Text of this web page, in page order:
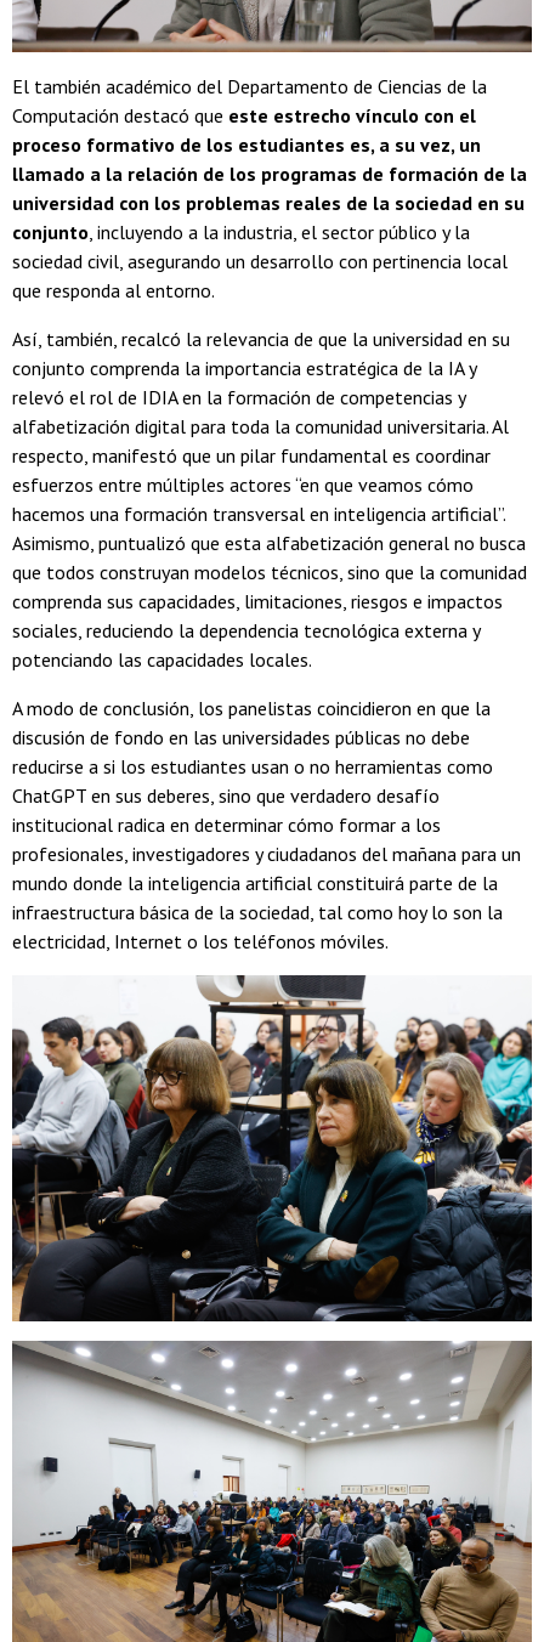
El también académico del Departamento de Ciencias de la
Computación destacó que este estrecho vínculo con el
proceso formativo de los estudiantes es, a su vez, un
llamado a la relación de los programas de formación de la
universidad con los problemas reales de la sociedad en su
conjunto , incluyendo a la industria, el sector público y la
sociedad civil, asegurando un desarrollo con pertinencia local
que responda al entorno.
Así, también, recalcó la relevancia de que la universidad en su
conjunto comprenda la importancia estratégica de la IA y
relevó el rol de IDIA en la formación de competencias y
alfabetización digital para toda la comunidad universitaria. Al
respecto, manifestó que un pilar fundamental es coordinar
esfuerzos entre múltiples actores “en que veamos cómo
hacemos una formación transversal en inteligencia artificial”.
Asimismo, puntualizó que esta alfabetización general no busca
que todos construyan modelos técnicos, sino que la comunidad
comprenda sus capacidades, limitaciones, riesgos e impactos
sociales, reduciendo la dependencia tecnológica externa y
potenciando las capacidades locales.
A modo de conclusión, los panelistas coincidieron en que la
discusión de fondo en las universidades públicas no debe
reducirse a si los estudiantes usan o no herramientas como
ChatGPT en sus deberes, sino que verdadero desafío
institucional radica en determinar cómo formar a los
profesionales, investigadores y ciudadanos del mañana para un
mundo donde la inteligencia artificial constituirá parte de la
infraestructura básica de la sociedad, tal como hoy lo son la
electricidad, Internet o los teléfonos móviles.